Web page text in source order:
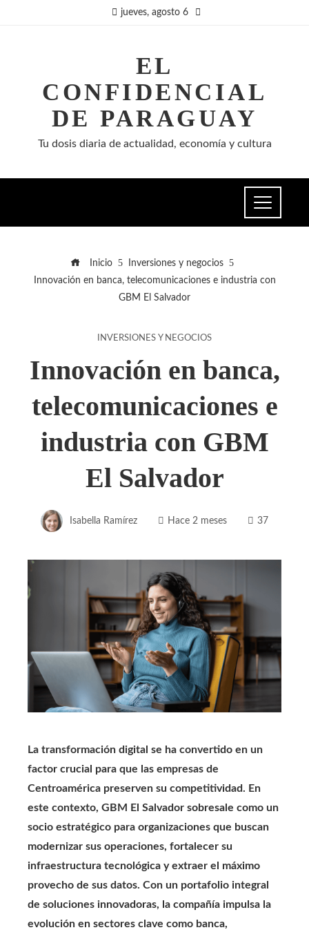
jueves, agosto 6
EL
CONFIDENCIAL
DE PARAGUAY
Tu dosis diaria de actualidad, economía y cultura
Inicio
Inversiones y negocios
Innovación en banca, telecomunicaciones e industria con
GBM El Salvador
INVERSIONES Y NEGOCIOS
Innovación en banca,
telecomunicaciones e
industria con GBM
El Salvador
Isabella Ramírez Hace 2 meses 37
La transformación digital se ha convertido en un
factor crucial para que las empresas de
Centroamérica preserven su competitividad. En
este contexto, GBM El Salvador sobresale como un
socio estratégico para organizaciones que buscan
modernizar sus operaciones, fortalecer su
infraestructura tecnológica y extraer el máximo
provecho de sus datos. Con un portafolio integral
de soluciones innovadoras, la compañía impulsa la
evolución en sectores clave como banca,